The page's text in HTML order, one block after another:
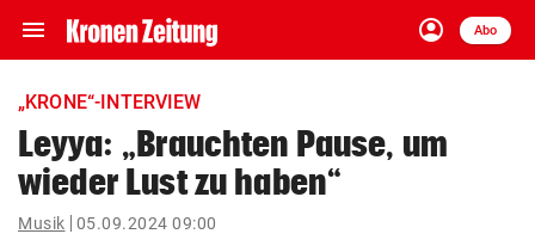
menu Navigation
ein-/ausklappen
account_circle
Anmelden
Abo
close Schließen
account_circle Anmelden
„KRONE“-INTERVIEW
Leyya: „Brauchten Pause, um
wieder Lust zu haben“
Musik 05.09.2024 09:00